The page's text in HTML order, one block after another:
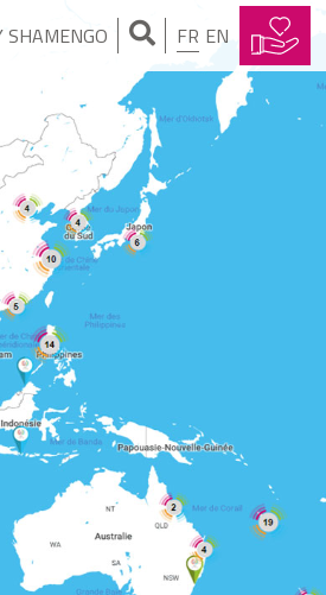
SHAMENGO FR EN